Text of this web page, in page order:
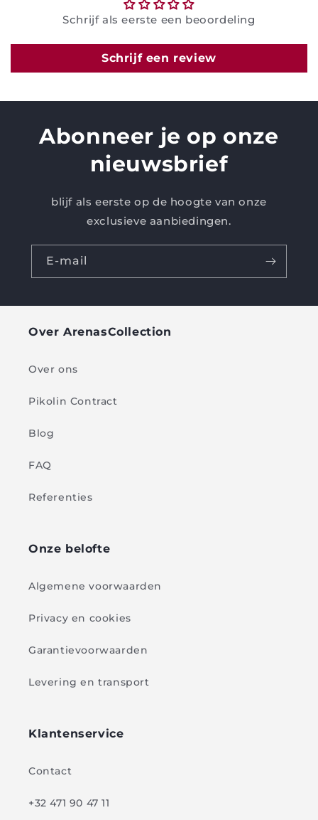
Schrijf als eerste een beoordeling
Schrijf een review
Abonneer je op onze
nieuwsbrief
blijf als eerste op de hoogte van onze
exclusieve aanbiedingen.
E-mail
Over ArenasCollection
Over ons
Pikolin Contract
Blog
FAQ
Referenties
Onze belofte
Algemene voorwaarden
Privacy en cookies
Garantievoorwaarden
Levering en transport
Klantenservice
Contact
+32 471 90 47 11